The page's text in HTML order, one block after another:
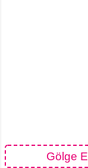
Gölge